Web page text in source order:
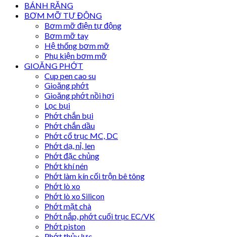
BÁNH RĂNG
BƠM MỠ TỰ ĐỘNG
Bơm mỡ điện tự động
Bơm mỡ tay
Hệ thống bơm mỡ
Phụ kiện bơm mỡ
GIOĂNG PHỚT
Cup pen cao su
Gioăng phớt
Gioăng phớt nồi hơi
Lọc bụi
Phớt chắn bụi
Phớt chắn dầu
Phớt cổ trục MC, DC
Phớt dạ, nỉ, len
Phớt đặc chủng
Phớt khí nén
Phớt làm kín cối trộn bê tông
Phớt lò xo
Phớt lò xo Silicon
Phớt mặt chà
Phớt nắp, phớt cuối trục EC/VK
Phớt piston